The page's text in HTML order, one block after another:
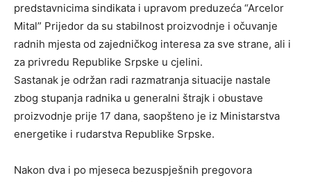
predstavnicima sindikata i upravom preduzeća “Arcelor
Mital” Prijedor da su stabilnost proizvodnje i očuvanje
radnih mjesta od zajedničkog interesa za sve strane, ali i
za privredu Republike Srpske u cjelini.
Sastanak je održan radi razmatranja situacije nastale
zbog stupanja radnika u generalni štrajk i obustave
proizvodnje prije 17 dana, saopšteno je iz Ministarstva
energetike i rudarstva Republike Srpske.
Nakon dva i po mjeseca bezuspješnih pregovora